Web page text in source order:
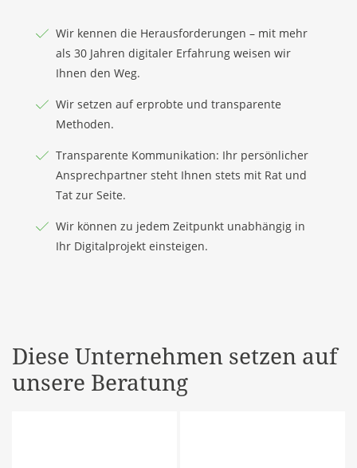
Wir kennen die Herausforderungen – mit mehr
als 30 Jahren digitaler Erfahrung weisen wir
Ihnen den Weg.
Wir setzen auf erprobte und transparente
Methoden.
Transparente Kommunikation: Ihr persönlicher
Ansprechpartner steht Ihnen stets mit Rat und
Tat zur Seite.
Wir können zu jedem Zeitpunkt unabhängig in
Ihr Digitalprojekt einsteigen.
Diese Unternehmen setzen auf
unsere Beratung